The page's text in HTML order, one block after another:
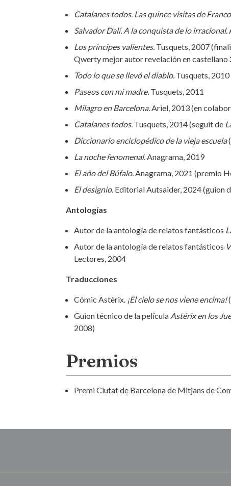
Catalanes todos. Las quince visitas de
Salvador Dalí. A la conquista de lo irracional.
Los príncipes valientes. Tusquets, 2007
Qwerty mejor autor revelación en castellano
Todo lo que se llevó el diablo. Tusquets, 2010
Paseos con mi madre. Tusquets, 2011
Milagro en Barcelona.Ariel, 2013 (en
Catalanes todos. Tusquets, 2014 (seguit de
Diccionario enciclopédico de la vieja escuela
La noche fenomenal.Anagrama, 2019
El año del Búfalo.Anagrama, 2021 (premio
El designio. Editorial Autsaider, 2024 (guion
Antologías
Autor de la antología de relatos fantásticos
Autor de la antología de relatos fantásticos
Lectores, 2004
Traducciones
Cómic Astèrix. ¡El cielo se nos viene encima!(
Guion técnico de la película Astérix en los
2008)
Premios
Premi Ciutat de Barcelona de Mitjans de